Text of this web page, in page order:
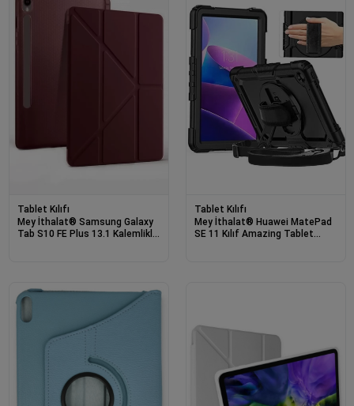
Tablet Kılıfı
Mey İthalat® Samsung Galaxy
Tab S10 FE Plus 13.1 Kalemlikli
Tablet Kılıfı
Mey İthalat® Huawei MatePad
SE 11 Kılıf Amazing Tablet